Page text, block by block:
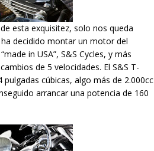
esta exquisitez, solo nos queda
decidido montar un motor del
in USA”, S&S Cycles, y más
de 5 velocidades. El S&S T-
pulgadas cúbicas, algo más de 2.000cc
arrancar una potencia de 160